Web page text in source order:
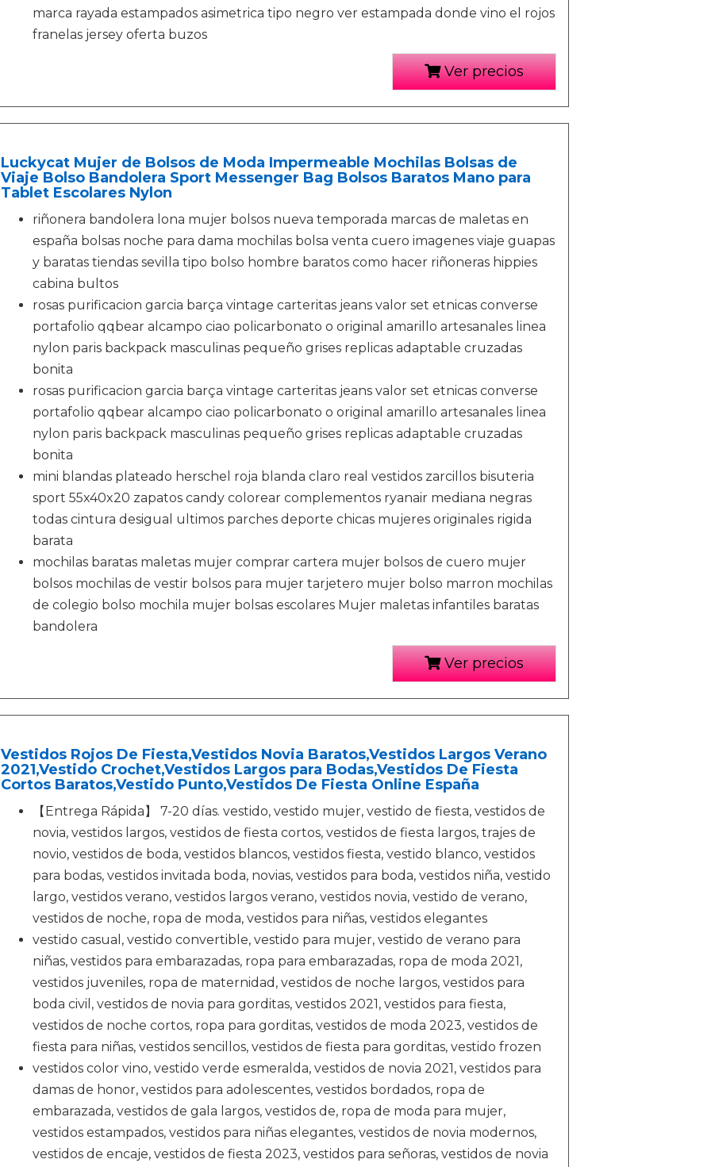
marca rayada estampados asimetrica tipo negro ver estampada donde vino el rojos
franelas jersey oferta buzos
Ver precios
Luckycat Mujer de Bolsos de Moda Impermeable Mochilas Bolsas de
Viaje Bolso Bandolera Sport Messenger Bag Bolsos Baratos Mano para
Tablet Escolares Nylon
riñonera bandolera lona mujer bolsos nueva temporada marcas de maletas en
españa bolsas noche para dama mochilas bolsa venta cuero imagenes viaje guapas
y baratas tiendas sevilla tipo bolso hombre baratos como hacer riñoneras hippies
cabina bultos
rosas purificacion garcia barça vintage carteritas jeans valor set etnicas converse
portafolio qqbear alcampo ciao policarbonato o original amarillo artesanales linea
nylon paris backpack masculinas pequeño grises replicas adaptable cruzadas
bonita
rosas purificacion garcia barça vintage carteritas jeans valor set etnicas converse
portafolio qqbear alcampo ciao policarbonato o original amarillo artesanales linea
nylon paris backpack masculinas pequeño grises replicas adaptable cruzadas
bonita
mini blandas plateado herschel roja blanda claro real vestidos zarcillos bisuteria
sport 55x40x20 zapatos candy colorear complementos ryanair mediana negras
todas cintura desigual ultimos parches deporte chicas mujeres originales rigida
barata
mochilas baratas maletas mujer comprar cartera mujer bolsos de cuero mujer
bolsos mochilas de vestir bolsos para mujer tarjetero mujer bolso marron mochilas
de colegio bolso mochila mujer bolsas escolares Mujer maletas infantiles baratas
bandolera
Ver precios
Vestidos Rojos De Fiesta,Vestidos Novia Baratos,Vestidos Largos Verano
2021,Vestido Crochet,Vestidos Largos para Bodas,Vestidos De Fiesta
Cortos Baratos,Vestido Punto,Vestidos De Fiesta Online España
【Entrega Rápida】 7-20 días. vestido, vestido mujer, vestido de fiesta, vestidos de
novia, vestidos largos, vestidos de fiesta cortos, vestidos de fiesta largos, trajes de
novio, vestidos de boda, vestidos blancos, vestidos fiesta, vestido blanco, vestidos
para bodas, vestidos invitada boda, novias, vestidos para boda, vestidos niña, vestido
largo, vestidos verano, vestidos largos verano, vestidos novia, vestido de verano,
vestidos de noche, ropa de moda, vestidos para niñas, vestidos elegantes
vestido casual, vestido convertible, vestido para mujer, vestido de verano para
niñas, vestidos para embarazadas, ropa para embarazadas, ropa de moda 2021,
vestidos juveniles, ropa de maternidad, vestidos de noche largos, vestidos para
boda civil, vestidos de novia para gorditas, vestidos 2021, vestidos para fiesta,
vestidos de noche cortos, ropa para gorditas, vestidos de moda 2023, vestidos de
fiesta para niñas, vestidos sencillos, vestidos de fiesta para gorditas, vestido frozen
vestidos color vino, vestido verde esmeralda, vestidos de novia 2021, vestidos para
damas de honor, vestidos para adolescentes, vestidos bordados, ropa de
embarazada, vestidos de gala largos, vestidos de, ropa de moda para mujer,
vestidos estampados, vestidos para niñas elegantes, vestidos de novia modernos,
vestidos de encaje, vestidos de fiesta 2023, vestidos para señoras, vestidos de novia